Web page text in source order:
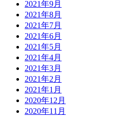
2021年9月
2021年8月
2021年7月
2021年6月
2021年5月
2021年4月
2021年3月
2021年2月
2021年1月
2020年12月
2020年11月